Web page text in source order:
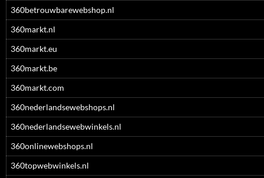
360betrouwbarewebshop.nl
360markt.nl
360markt.eu
360markt.be
360markt.com
360nederlandsewebshops.nl
360nederlandsewebwinkels.nl
360onlinewebshops.nl
360topwebwinkels.nl